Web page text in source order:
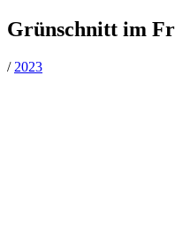
Grünschnitt im
/ 2023